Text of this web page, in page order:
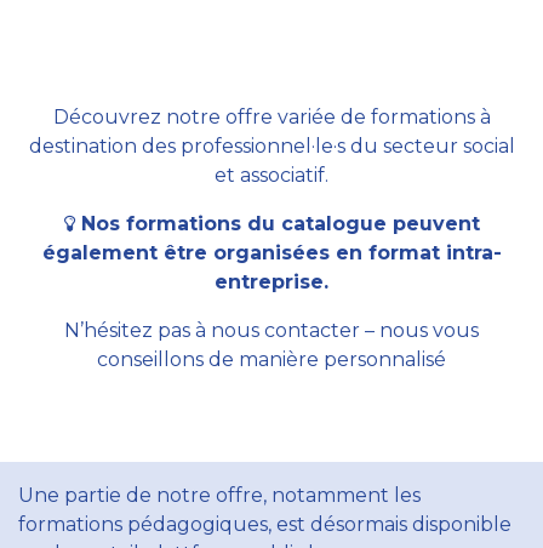
Découvrez notre offre variée de formations à
destination des professionnel·le·s du secteur social
et associatif.
Nos formations du catalogue peuvent
également être organisées en format intra-
entreprise.
N’hésitez pas à nous contacter – nous vous
conseillons de manière personnalisé
Une partie de notre offre, notamment les
formations pédagogiques, est désormais disponible